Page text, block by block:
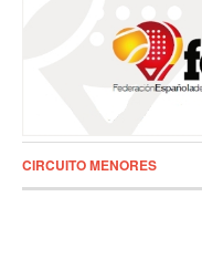
CIRCUITO MENORES